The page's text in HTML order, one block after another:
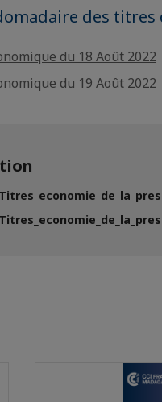
des titres
du 18 Août 2022
du 19 Août 2022